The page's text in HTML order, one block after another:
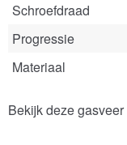
Schroefdraad
Progressie
Materiaal
Bekijk deze gasveer